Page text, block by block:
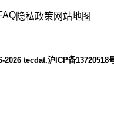
隐私政策 网站地图
2026 tecdat.沪ICP备13720518